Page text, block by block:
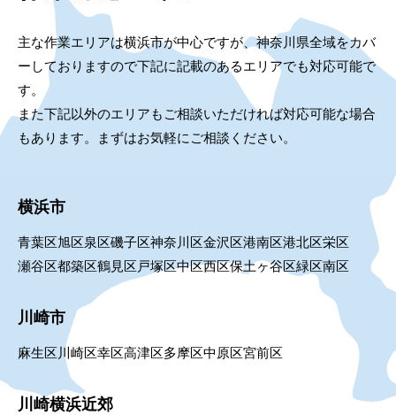
主な作業エリアは横浜市が中心ですが、神奈川県全域をカバ
ーしておりますので下記に記載のあるエリアでも対応可能で
す。
また下記以外のエリアもご相談いただければ対応可能な場合
もあります。まずはお気軽にご相談ください。
横浜市
青葉区旭区泉区磯子区神奈川区金沢区港南区港北区栄区
瀬谷区都築区鶴見区 戸塚区中区西区保土ヶ谷区緑区南区
川崎市
麻生区 川崎区幸区高津区多摩区中原区宮前区
川崎横浜近郊